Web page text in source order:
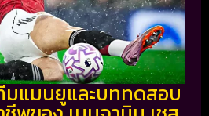
แมนยูและบททดสอบ